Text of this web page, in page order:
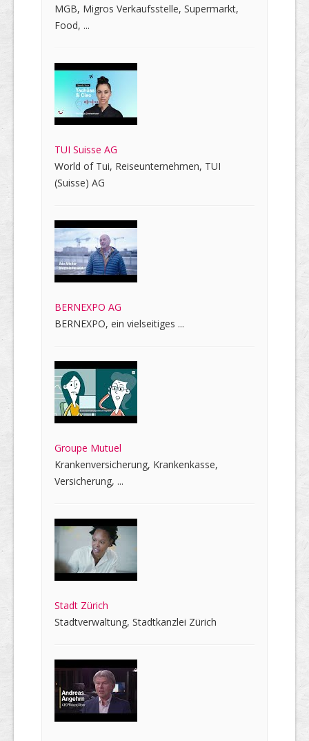
MGB, Migros Verkaufsstelle, Supermarkt,
Food, ...
TUI Suisse AG
World of Tui, Reiseunternehmen, TUI
(Suisse) AG
BERNEXPO AG
BERNEXPO, ein vielseitiges ...
Groupe Mutuel
Krankenversicherung, Krankenkasse,
Versicherung, ...
Stadt Zürich
Stadtverwaltung, Stadtkanzlei Zürich